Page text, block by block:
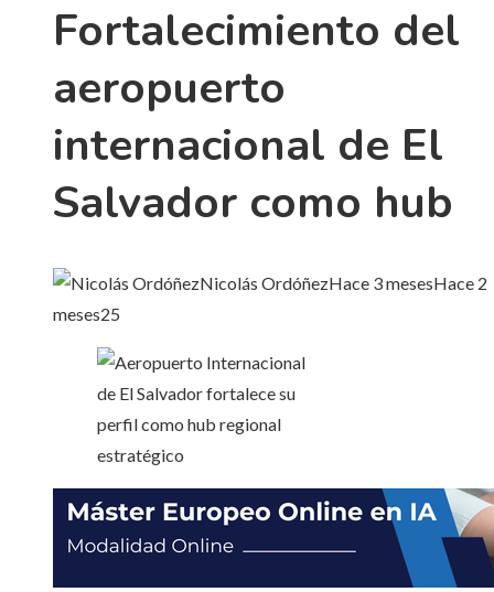
Fortalecimiento del
aeropuerto
internacional de El
Salvador como hub
Nicolás OrdóñezHace 3 mesesHace 2
meses25